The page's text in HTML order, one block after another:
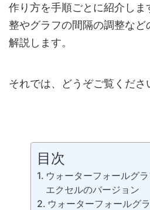
作り方を手順ごとに紹介し
整やグラフの間隔の調整など
解説します。
それでは、どうぞご覧くださ
目次
ウォーターフォールグ
エクセルのバージョン
ウォーターフォールグ